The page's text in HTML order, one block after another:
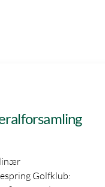
Golfklub: